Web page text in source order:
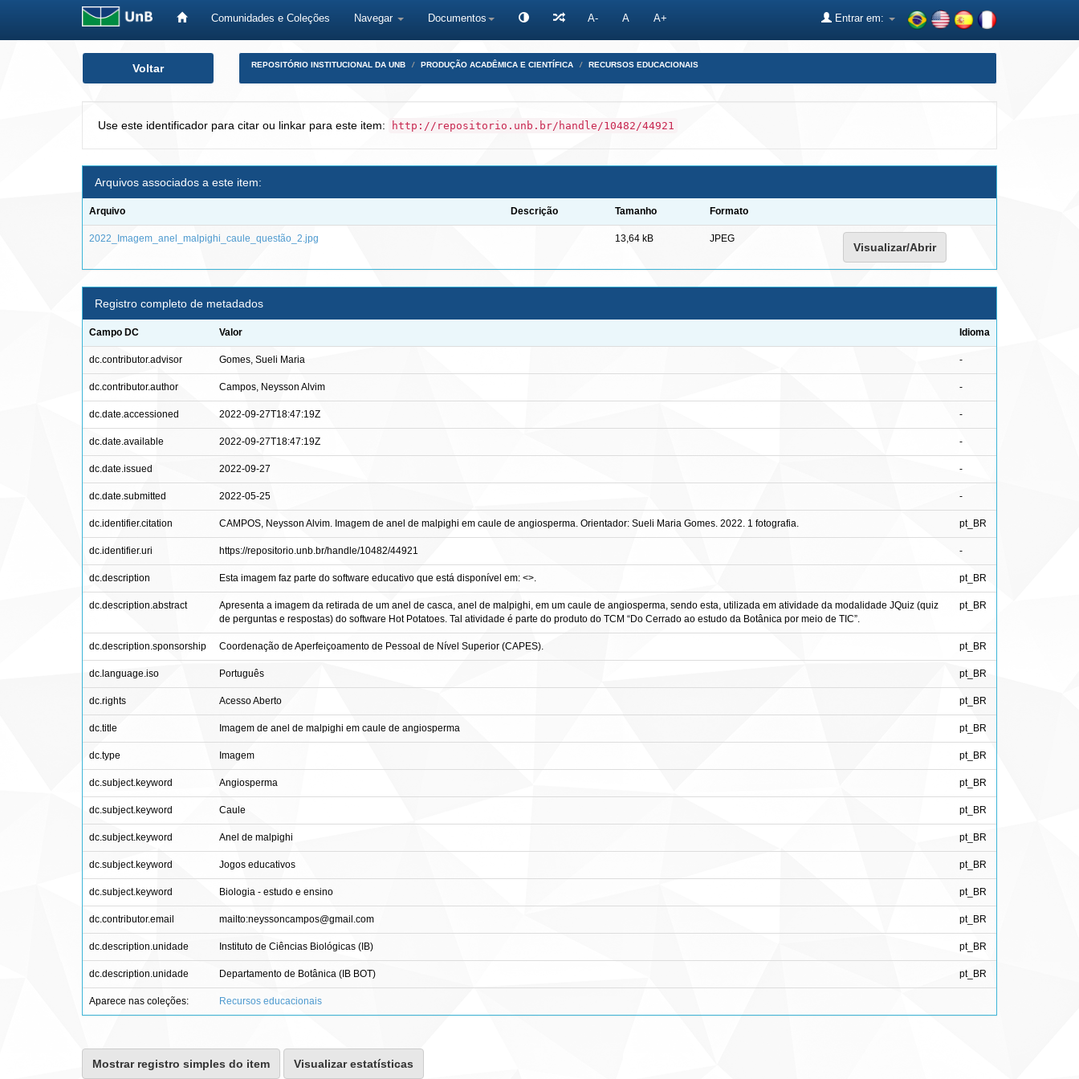
Comunidades e Coleções Navegar Documentos A- A A+ Entrar em:
Voltar REPOSITÓRIO INSTITUCIONAL DA UNB PRODUÇÃO ACADÊMICA E CIENTÍFICA RECURSOS EDUCACIONAIS
Use este identificador para citar ou linkar para este item: http://repositorio.unb.br/handle/10482/44921
Arquivos associados a este item:
Arquivo Descrição Tamanho Formato
2022_Imagem_anel_malpighi_caule_questão_2.jpg 13,64 kB JPEG
Visualizar/Abrir
Registro completo de metadados
Campo DC Valor Idioma
dc.contributor.advisor Gomes, Sueli Maria -
dc.contributor.author Campos, Neysson Alvim -
dc.date.accessioned 2022-09-27T18:47:19Z -
dc.date.available 2022-09-27T18:47:19Z -
dc.date.issued 2022-09-27 -
dc.date.submitted 2022-05-25 -
dc.identifier.citation CAMPOS, Neysson Alvim. Imagem de anel de malpighi em caule de angiosperma. Orientador: Sueli Maria Gomes. 2022. 1 fotografia. pt_BR
dc.identifier.uri https://repositorio.unb.br/handle/10482/44921 -
dc.description Esta imagem faz parte do software educativo que está disponível em: <>. pt_BR
dc.description.abstract
Apresenta a imagem da retirada de um anel de casca, anel de malpighi, em um caule de angiosperma, sendo esta, utilizada em atividade da modalidade JQuiz (quiz
de perguntas e respostas) do software Hot Potatoes. Tal atividade é parte do produto do TCM “Do Cerrado ao estudo da Botânica por meio de TIC”.
pt_BR
dc.description.sponsorship Coordenação de Aperfeiçoamento de Pessoal de Nível Superior (CAPES). pt_BR
dc.language.iso Português pt_BR
dc.rights Acesso Aberto pt_BR
dc.title Imagem de anel de malpighi em caule de angiosperma pt_BR
dc.type Imagem pt_BR
dc.subject.keyword Angiosperma pt_BR
dc.subject.keyword Caule pt_BR
dc.subject.keyword Anel de malpighi pt_BR
dc.subject.keyword Jogos educativos pt_BR
dc.subject.keyword Biologia - estudo e ensino pt_BR
dc.contributor.email mailto:neyssoncampos@gmail.com pt_BR
dc.description.unidade Instituto de Ciências Biológicas (IB) pt_BR
dc.description.unidade Departamento de Botânica (IB BOT) pt_BR
Aparece nas coleções: Recursos educacionais
Mostrar registro simples do item Visualizar estatísticas